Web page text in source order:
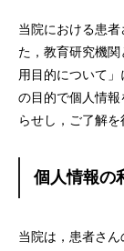
当院における患
た，教育研究機
用目的について
の目的で個人情
らせし，ご了解を
個人情報の
当院は，患者さ